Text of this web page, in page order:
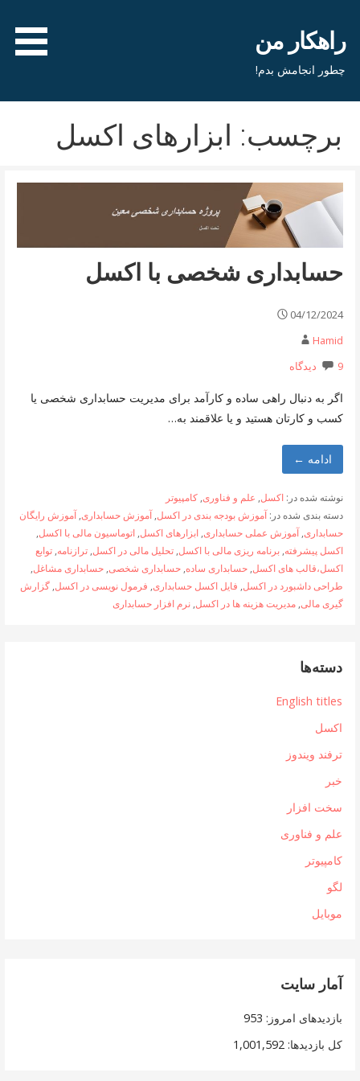
محتواراهکار من
چطور انجامش بدم!
برچسب: ابزارهای اکسل
حسابداری شخصی با اکسل
04/12/2024
Hamid
9 دیدگاه
اگر به دنبال راهی ساده و کارآمد برای مدیریت حسابداری شخصی یا
کسب و کارتان هستید و یا علاقمند به…
ادامه ←
نوشته شده در: اکسل, علم و فناوری, کامپیوتر
دسته بندی شده در:آموزش بودجه بندی در اکسل,آموزش حسابداری,آموزش رایگان
حسابداری,آموزش عملی حسابداری, ابزارهای اکسل, اتوماسیون مالی با اکسل,
اکسل پیشرفته, برنامه ریزی مالی با اکسل, تحلیل مالی در اکسل, ترازنامه, توابع
اکسل،قالب های اکسل, حسابداری ساده, حسابداری شخصی, حسابداری مشاغل,
طراحی داشبورد در اکسل, فایل اکسل حسابداری, فرمول نویسی در اکسل, گزارش
گیری مالی, مدیریت هزینه ها در اکسل, نرم افزار حسابداری
دسته‌ها
English titles
اکسل
ترفند ویندوز
خبر
سخت افزار
علم و فناوری
کامپیوتر
لگو
موبایل
آمار سایت
بازدیدهای امروز: 953
کل بازدیدها:1,001,592